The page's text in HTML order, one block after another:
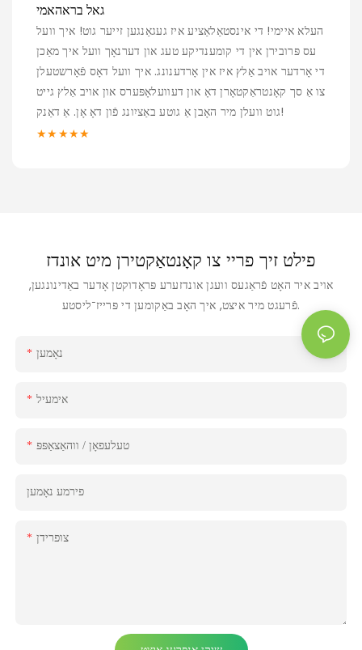
גאל בראהאמי
העלא איימי! די אינסטאַלאַציע איז געגאַנגען זייער גוט! איך וועל
עס פּרובירן אין די קומענדיקע טעג און דערנאָך וועל איך מאַכן
די אָרדער אויב אַלץ איז אין אָרדענונג. איך וועל דאָס פֿאָרשטעלן
צו אַ סך קאָנטראַקטאָרן דאָ און דעוועלאָפּערס און אויב אַלץ גייט
גוט וועלן מיר האָבן אַ גוטע באַציִונג פֿון דאָ אָן. אַ דאַנק!
★★★★★
פילט זיך פריי צו קאָנטאַקטירן מיט אונדז
אויב איר האָט פֿראַגעס וועגן אונדזערע פּראָדוקטן אָדער באַדינונגען,
פֿרעגט מיר איצט, איך האָב באַקומען די פּרייז־ליסטע.
נאָמען
אימעיל
טעלעפאָן / ווהאַצאַפּפּ
פירמע נאָמען
צופרידן